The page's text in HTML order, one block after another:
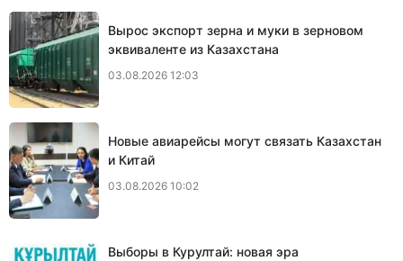
Вырос экспорт зерна и муки в зерновом
эквиваленте из Казахстана
03.08.2026 12:03
Новые авиарейсы могут связать Казахстан
и Китай
03.08.2026 10:02
Выборы в Курултай: новая эра